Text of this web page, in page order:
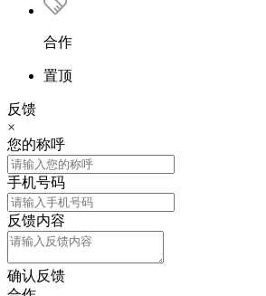
合作
置顶
反馈
×
您的称呼
手机号码
反馈内容
确认反馈